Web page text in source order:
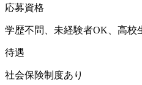
応募資格
学歴不問、未経験者OK、高校
待遇
社会保険制度あり